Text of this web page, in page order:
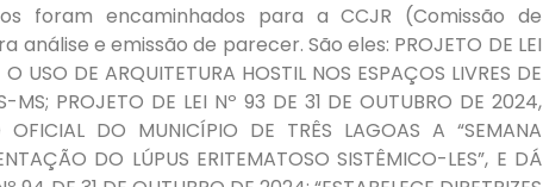
foram encaminhados para a CCJR (Comissão de
e emissão de parecer. São eles: PROJETO DE LEI
USO DE ARQUITETURA HOSTIL NOS ESPAÇOS LIVRES DE
MS; PROJETO DE LEI Nº 93 DE 31 DE OUTUBRO DE 2024,
DO MUNICÍPIO DE TRÊS LAGOAS A “SEMANA
DO LÚPUS ERITEMATOSO SISTÊMICO-LES”, E DÁ